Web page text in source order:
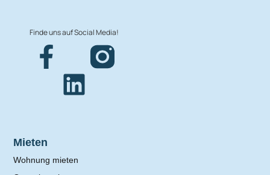
Mieten
Wohnung mieten
Finde uns auf Social Media!